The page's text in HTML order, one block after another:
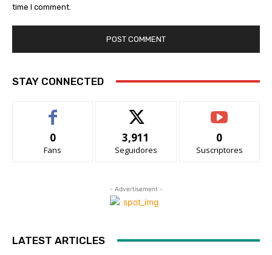
time I comment.
STAY CONNECTED
0
Fans
3,911
Seguidores
0
Suscriptores
- Advertisement -
LATEST ARTICLES